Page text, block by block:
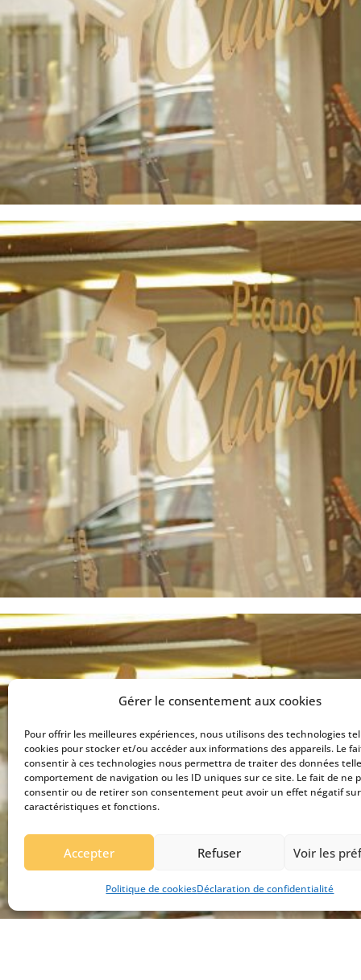
Gérer le consentement aux cookies
Pour offrir les meilleures expériences, nous utilisons des technologies
cookies pour stocker et/ou accéder aux informations des appareils. Le
consentir à ces technologies nous permettra de traiter des données
comportement de navigation ou les ID uniques sur ce site. Le fait de ne
consentir ou de retirer son consentement peut avoir un effet négatif
caractéristiques et fonctions.
Accepter Refuser Voir les
Politique de cookiesDéclaration de confidentialité